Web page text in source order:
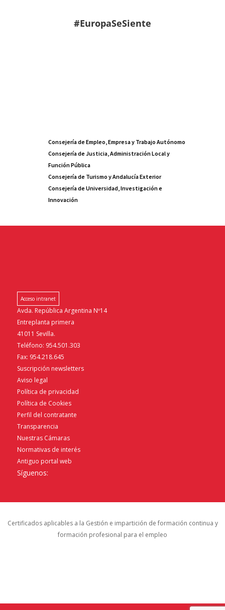
#EuropaSeSiente
Consejería de Empleo, Empresa y Trabajo Autónomo
Consejería de Justicia, Administración Local y
Función Pública
Consejería de Turismo y Andalucía Exterior
Consejería de Universidad, Investigación e
Innovación
Acceso intranet
Avda. República Argentina Nº14
Entreplanta primera
41011 Sevilla.
Teléfono: 954.501.303
Fax: 954.218.645
Suscripción newsletters
Aviso legal
Política de privacidad
Política de Cookies
Perfil del contratante
Transparencia
Nuestras Cámaras
Normativas de interés
Antiguo portal web
Síguenos:
Certificados aplicables a la Gestión e impartición de formación continua y
formación profesional para el empleo